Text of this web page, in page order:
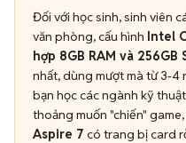
Đối với học sinh, sinh viên
văn phòng, cấu hình Intel
hợp 8GB RAM và 256GB
nhất, dùng mượt mà từ 3-4
bạn học các ngành kỹ
thoảng muốn "chiến"
Aspire 7 có trang bị card